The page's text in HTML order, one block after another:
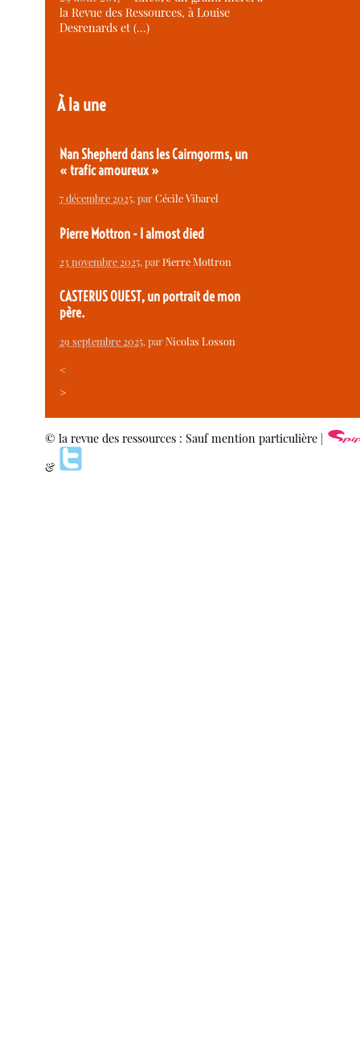
la Revue des Ressources, à Louise
Desrenards et (…)
À la une
Nan Shepherd dans les Cairngorms, un
« trafic amoureux »
7 décembre 2025, parCécile Vibarel
Pierre Mottron - I almost died
23 novembre 2025, parPierre Mottron
CASTERUS OUEST, un portrait de mon
père.
29 septembre 2025, parNicolas Losson
<
>
© la revue des ressources : Sauf mention particulière |
&